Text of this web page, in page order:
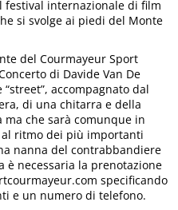
internazionale di film
si svolge ai piedi del Monte
del Courmayeur Sport
di Davide Van De
accompagnato dal
di una chitarra e della
che sarà comunque in
ritmo dei più importanti
nanna del contrabbandiere
è necessaria la prenotazione
specificando
e un numero di telefono.